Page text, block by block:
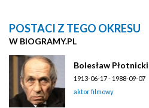
POSTACI Z TEGO OKRESU
W BIOGRAMY.PL
Bolesław Płotnicki
1913-06-17 - 1988-09-07
aktor filmowy